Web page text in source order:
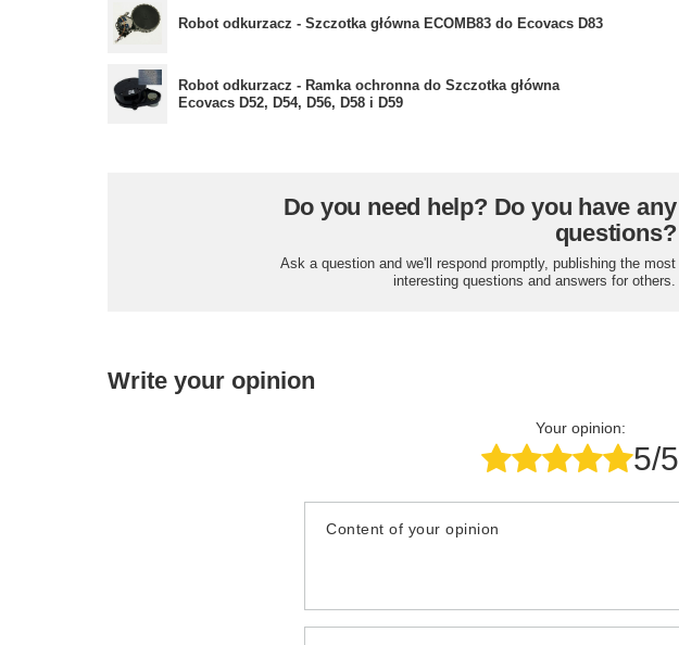
Robot odkurzacz - Szczotka główna ECOMB83 do Ecovacs D83
Robot odkurzacz - Ramka ochronna do Szczotka główna
Ecovacs D52, D54, D56, D58 i D59
Do you need help? Do you have any
questions?
Ask a question and we'll respond promptly, publishing the most
interesting questions and answers for others.
Write your opinion
Your opinion:
5/5
Content of your opinion